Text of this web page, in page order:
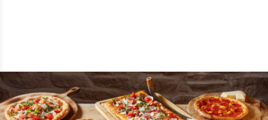
SCHRIJF JE IN VOOR DE NIEUWSBRIEF